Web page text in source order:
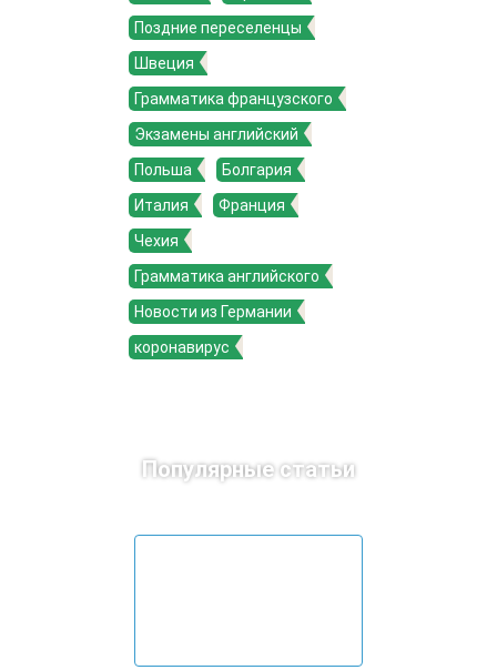
Поздние переселенцы
Швеция
Грамматика французского
Экзамены английский
Польша
Болгария
Италия
Франция
Чехия
Грамматика английского
Новости из Германии
коронавирус
Популярные статьи